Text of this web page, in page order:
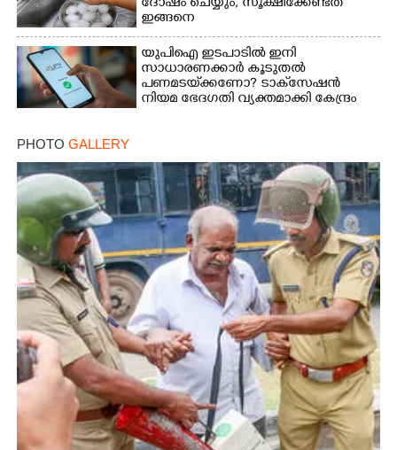
ദോഷം ചെയ്യും,​ സൂക്ഷിക്കേണ്ടത്
ഇങ്ങനെ
യുപിഐ ഇടപാടിൽ ഇനി
സാധാരണക്കാർ കൂടുതൽ
പണമടയ്‌ക്കണോ?​ ടാക്‌സേഷൻ
നിയമ ഭേദഗതി വ്യക്തമാക്കി കേന്ദ്രം
PHOTO GALLERY